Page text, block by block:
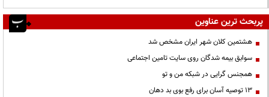
پربحث ترین عناوین
هشتمین کلان شهر ایران مشخص شد
سوابق بیمه شدگان روی سایت تامین اجتماعی
همجنس گرایی در شبکه من و تو
13 توصیه آسان برای رفع بوی بد دهان